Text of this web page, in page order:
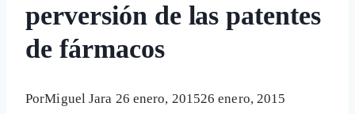
perversión de las patentes
de fármacos
PorMiguel Jara 26 enero, 201526 enero, 2015